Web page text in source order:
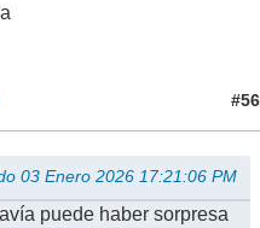
#56
03 Enero 2026 17:21:06 PM
puede haber sorpresa